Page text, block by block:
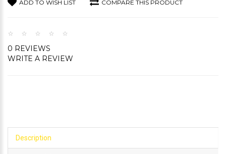
ADD TO WISH LIST COMPARE THIS PRODUCT
0 REVIEWS
WRITE A REVIEW
Description